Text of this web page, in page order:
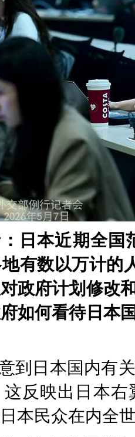
日本近期全国
有数以万计的
政府计划修改
如何看待日本
到日本国内有
反映出日本
本民众在内全